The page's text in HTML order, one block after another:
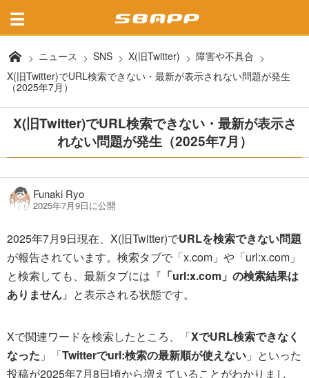
ニュース SNS X(旧Twitter)
障害や不具合
X(旧Twitter)でURL検索できない・最新が表示されない問題が発生
（2025年7月）
X(旧Twitter)でURL検索できない・最新が表示さ
れない問題が発生（2025年7月）
Funaki Ryo
2025年7月9日に公開
2025年7月9日現在、X(旧Twitter)でURLを検索できない問題
が報告されています。検索タブで「x.com」や「url:x.com」
と検索しても、最新タブには『 「url:x.com」の検索結果は
ありません』と表示される状態です。
Xで関連ワードを検索したところ、「XでURL検索できなく
なった 」「Twitterでurl:検索の最新順が使えない 」といった
投稿が2025年7月8日頃から増えていることがわかりまし